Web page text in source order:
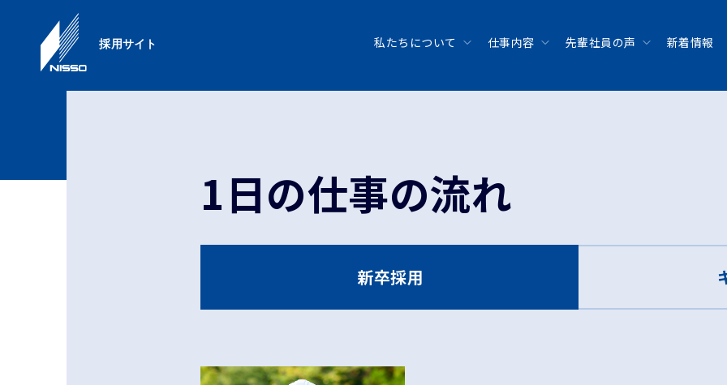
採用サイト 私たちについて 仕事内容 先輩社員の声 新着情報
1日の仕事の流れ
新卒採用